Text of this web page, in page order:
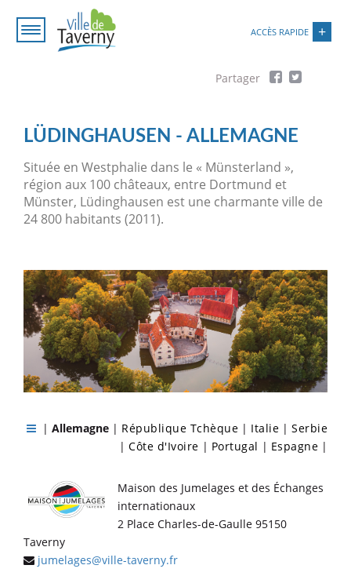
contenu
ACCÈS RAPIDE
LÜDINGHAUSEN - ALLEMAGNE
Située en Westphalie dans le « Münsterland »,
région aux 100 châteaux, entre Dortmund et
Münster, Lüdinghausen est une charmante ville de
24 800 habitants (2011).
| Allemagne | République Tchèque | Italie | Serbie
| Côte d'Ivoire | Portugal | Espagne |
Maison des Jumelages et des Échanges
internationaux
2 Place Charles-de-Gaulle 95150
Taverny
jumelages@ville-taverny.fr
Paramétrer les cookies